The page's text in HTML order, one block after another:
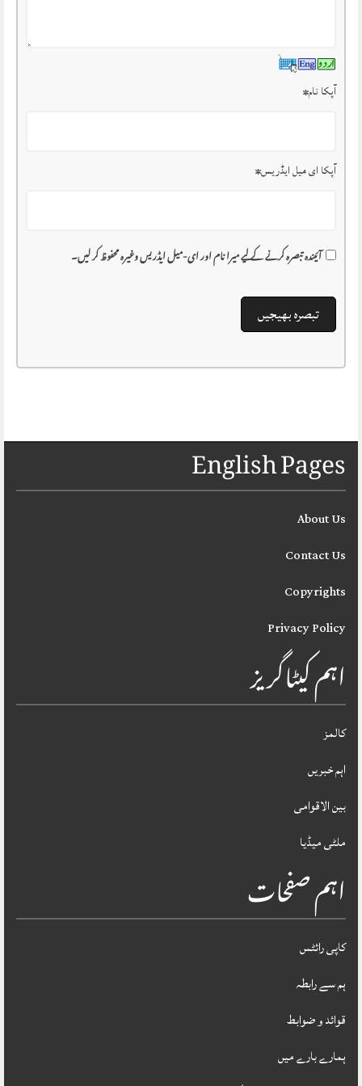
آپکا نام*
آپکا ای میل ایڈریس*
آئیندہ تبصرہ کرنے کے لیے میرا نام اور ای-میل ایڈریس وغیرہ محفوظ کر لیں۔
English Pages
About Us
Contact Us
Copyrights
Privacy Policy
اہم کیٹاگریز
کالمز
اہم خبریں
بین الاقوامی
ملٹی میڈیا
اہم صفحات
کاپی رائٹس
ہم سے رابطہ
قوائد و ضوابط
ہمارے بارے میں